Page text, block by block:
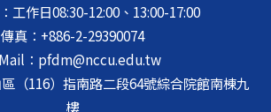
工作日08:30-12:00、13:00-17:00
傳真：+886-2-29390074
：pfdm@nccu.edu.tw
（116）指南路二段64號綜合院館南棟九
樓